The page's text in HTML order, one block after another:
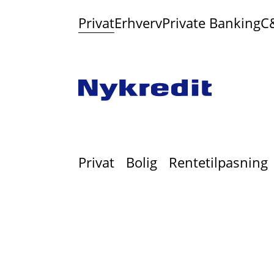
PrivatErhvervPrivate Banking
Privat Bolig Rentetilpasning